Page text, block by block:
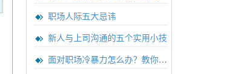
职场人际五大忌讳
新人与上司沟通的五个实用小技
面对职场冷暴力怎么办？教你如何